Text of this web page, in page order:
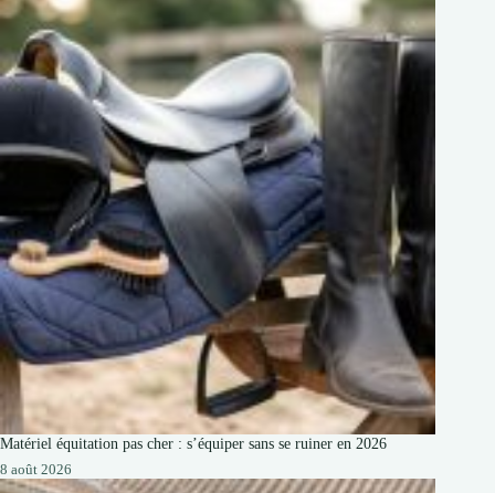
Matériel équitation pas cher : s’équiper sans se ruiner en 2026
8 août 2026